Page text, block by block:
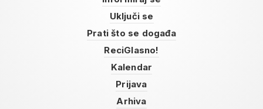
Uključi se
Prati što se događa
ReciGlasno!
Kalendar
Prijava
Arhiva